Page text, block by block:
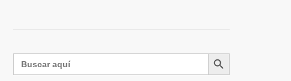
Buscar: Botón de búsqueda